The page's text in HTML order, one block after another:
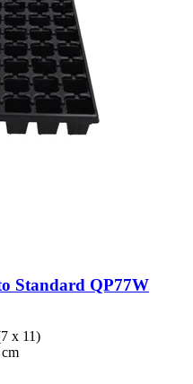
Standard QP77W
x 11)